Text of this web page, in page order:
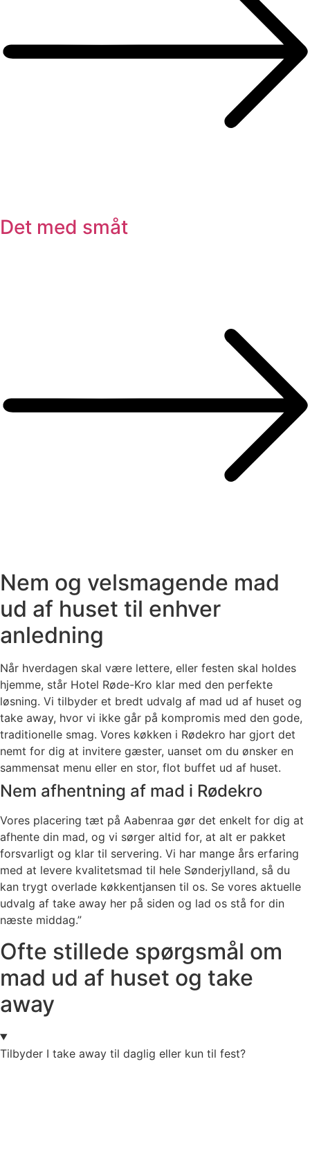
Det med småt
Nem og velsmagende mad
ud af huset til enhver
anledning
Når hverdagen skal være lettere, eller festen skal holdes
hjemme, står Hotel Røde-Kro klar med den perfekte
løsning. Vi tilbyder et bredt udvalg af mad ud af huset og
take away, hvor vi ikke går på kompromis med den gode,
traditionelle smag. Vores køkken i Rødekro har gjort det
nemt for dig at invitere gæster, uanset om du ønsker en
sammensat menu eller en stor, flot buffet ud af huset.
Nem afhentning af mad i Rødekro
Vores placering tæt på Aabenraa gør det enkelt for dig at
afhente din mad, og vi sørger altid for, at alt er pakket
forsvarligt og klar til servering. Vi har mange års erfaring
med at levere kvalitetsmad til hele Sønderjylland, så du
kan trygt overlade køkkentjansen til os. Se vores aktuelle
udvalg af take away her på siden og lad os stå for din
næste middag.”
Ofte stillede spørgsmål om
mad ud af huset og take
away
Tilbyder I take away til daglig eller kun til fest?